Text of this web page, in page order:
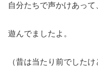
自分たちで声かけあっ
遊んでましたよ。
（昔は当たり前でしたけ